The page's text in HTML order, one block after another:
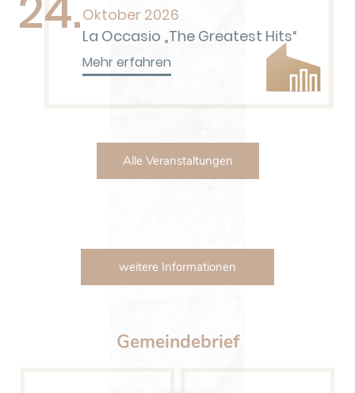
Oktober 2026
La Occasio „The Greatest Hits“
Mehr erfahren
Alle Veranstaltungen
weitere Informationen
Gemeindebrief